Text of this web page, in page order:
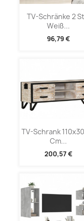
TV-Schränke 2
Weiß...
96,79 €
TV-Schrank
Cm...
200,57 €